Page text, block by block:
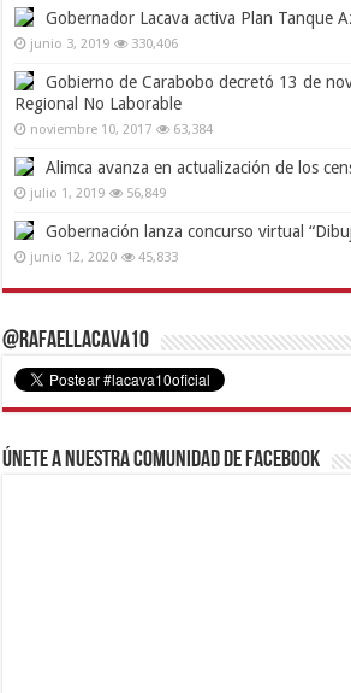
Gobernador Lacava activa Plan Tanque
junio 3, 2019 330,406
Gobierno de Carabobo decretó 13 de
Regional No Laborable
noviembre 10, 2017 63,384
Alimca avanza en actualización de los
julio 1, 2019 56,849
Gobernación lanza concurso virtual
junio 12, 2020 45,833
@RafaelLacava10
Únete a nuestra comunidad de Facebook